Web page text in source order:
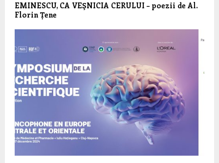
EMINESCU, CA VEŞNICIA CERULUI – poezii de Al.
Florin Țene